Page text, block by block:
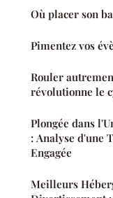
Où placer son
Pimentez vos
Rouler
révolutionne le
Plongée dans
: Analyse d'une
Engagée
Meilleurs